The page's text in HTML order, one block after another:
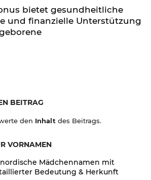
bietet gesundheitliche
und finanzielle Unterstützung
BEITRAG
den Inhalt des Beitrags.
VORNAMEN
Mädchennamen mit
Bedeutung & Herkunft